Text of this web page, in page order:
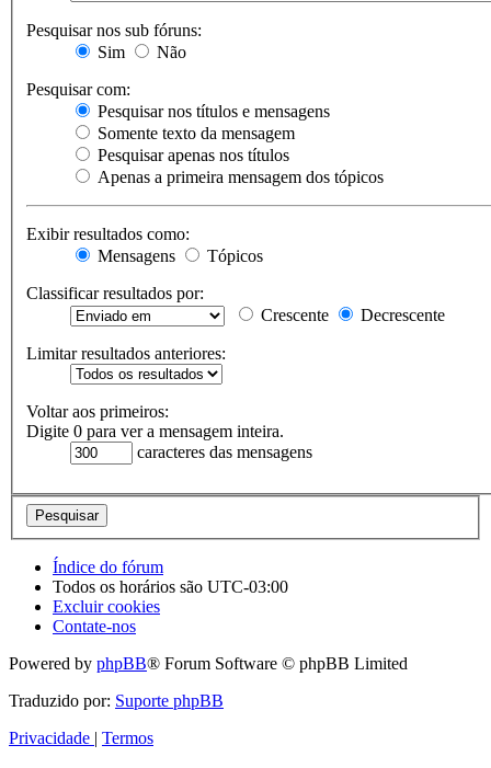
Pesquisar nos sub fóruns:
Sim
Não
Pesquisar com:
Pesquisar nos títulos e mensagens
Somente texto da mensagem
Pesquisar apenas nos títulos
Apenas a primeira mensagem dos tópicos
Exibir resultados como:
Mensagens
Tópicos
Classificar resultados por:
Crescente
Decrescente
Limitar resultados anteriores:
Voltar aos primeiros:
Digite 0 para ver a mensagem inteira.
caracteres das mensagens
Índice do fórum
Todos os horários são UTC-03:00
Excluir cookies
Contate-nos
Powered by phpBB® Forum Software © phpBB Limited
Traduzido por: Suporte phpBB
Privacidade | Termos